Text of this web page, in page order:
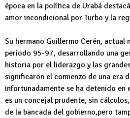
época en la política de Urabá
amor incondicional por Turbo y la
Su hermano Guillermo Cerén, actual
periodo 95-97, desarrollando una
historia por el liderazgo y las
significaron el comienzo de una era
infortunadamente se ha detenido en
es un concejal prudente, sin
de la bancada del gobierno,pero